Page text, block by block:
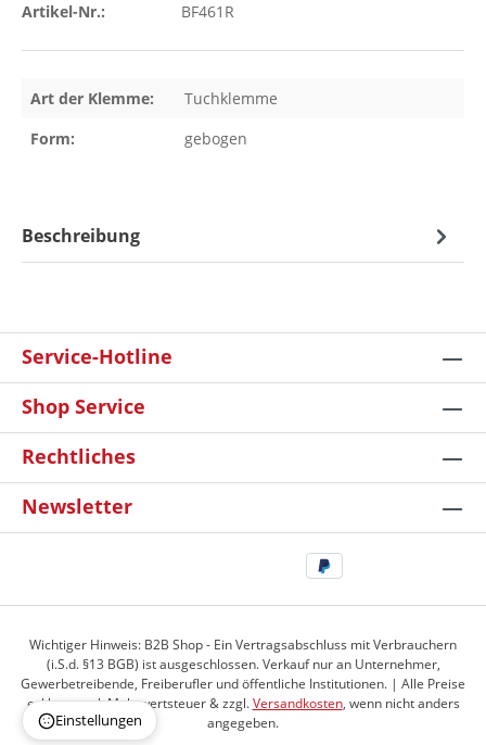
Artikel-Nr.: BF461R
Art der Klemme:
Tuchklemme
Form:
gebogen
Beschreibung
Service-Hotline
Shop Service
Rechtliches
Newsletter
Wichtiger Hinweis: B2B Shop - Ein Vertragsabschluss mit Verbrauchern
(i.S.d. §13 BGB) ist ausgeschlossen. Verkauf nur an Unternehmer,
Gewerbetreibende, Freiberufler und öffentliche Institutionen. | Alle Preise
exkl. gesetzl. Mehrwertsteuer & zzgl.Versandkosten, wenn nicht anders
angegeben.
Einstellungen